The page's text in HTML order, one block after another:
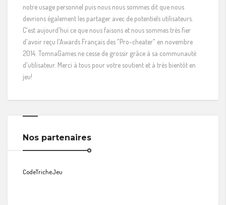
notre usage personnel puis nous nous sommes dit que nous
devrions également les partager avec de potentiels utilisateurs.
C'est aujourd'hui ce que nous faisons et nous sommes très fier
d'avoir reçu l'Awards Français des "Pro-cheater" en novembre
2014. TomnaGames ne cesse de grossir grâce à sa communauté
d'utilisateur. Merci à tous pour votre soutient et à très bientôt en
jeu!
Nos partenaires
CodeTricheJeu